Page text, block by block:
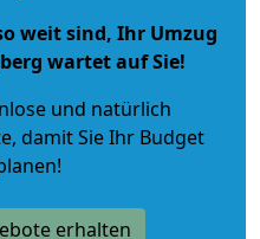
weit sind, Ihr Umzug
wartet auf Sie!
und natürlich
, damit Sie Ihr Budget
erhalten